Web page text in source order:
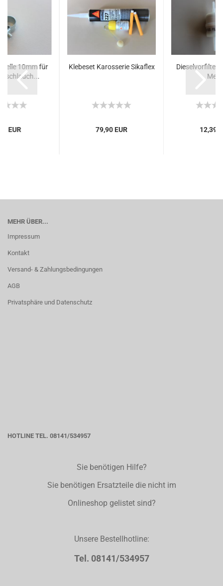
10mm für
EUR
Klebeset Karosserie Sikaflex
79,90 EUR
Dieselvorfilter
12,39
MEHR ÜBER...
Impressum
Kontakt
Versand- & Zahlungsbedingungen
AGB
Privatsphäre und Datenschutz
HOTLINE TEL. 08141/534957
Sie benötigen Hilfe?
Sie benötigen Ersatzteile die nicht im
Onlineshop gelistet sind?
Unsere Bestellhotline:
Tel. 08141/534957